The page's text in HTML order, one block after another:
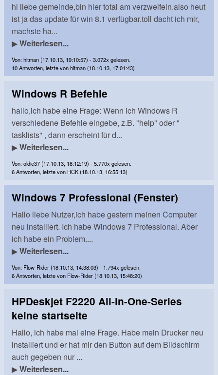
hi liebe gemeinde,bin hier total am verzweifeln.also heut
ist ja das update für win 8.1 verfügbar.toll dacht ich mir,
machste ha...
▶Weiterlesen...
Von: hitman (17.10.13, 19:10:57) - 3.072x gelesen.
10 Antworten, letzte von hitman (18.10.13, 17:01:43)
Windows R Befehle
hallo,ich habe eine Frage: Wenn ich Windows R
verschiedene Befehle eingebe, z.B. "help" oder "
tasklists" , dann erscheint für d...
▶Weiterlesen...
Von: oldie37 (17.10.13, 18:12:19) - 5.770x gelesen.
6 Antworten, letzte von HCK (18.10.13, 16:55:13)
Windows 7 Professional (Fenster)
Hallo liebe Nutzer,ich habe gestern meinen Computer
neu installiert. Ich habe Windows 7 Professional. Aber
ich habe ein Problem....
▶Weiterlesen...
Von: Flow-Rider (18.10.13, 14:38:03) - 1.794x gelesen.
6 Antworten, letzte von Flow-Rider (18.10.13, 15:48:20)
HPDeskjet F2220 All-in-One-Series
keine startseite
Hallo, ich habe mal eine Frage. Habe mein Drucker neu
installiert und er hat mir den Button auf dem Bildschirm
auch gegeben nur ...
▶Weiterlesen...